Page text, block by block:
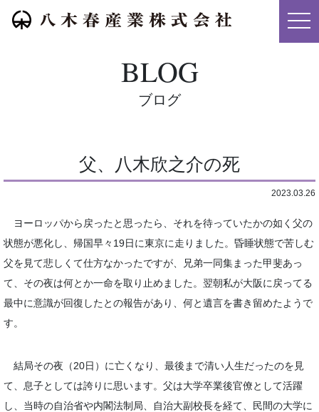
メニ
BLOG
ブログ
父、八木欣之介の死
2023.03.26
ヨーロッパから戻ったと思ったら、それを待っていたかの如く父の
状態が悪化し、帰国早々19日に東京に走りました。昏睡状態で苦しむ
父を見て悲しくて仕方なかったですが、兄弟一同集まった甲斐あっ
て、その夜は何とか一命を取り止めました。翌朝私が大阪に戻ってる
最中に意識が回復したとの報告があり、何と遺言を書き留めたようで
す。
結局その夜（20日）に亡くなり、最後まで清い人生だったのを見
て、息子としては誇りに思います。父は大学卒業後官僚として活躍
し、当時の自治省や内閣法制局、自治大副校長を経て、民間の大学に